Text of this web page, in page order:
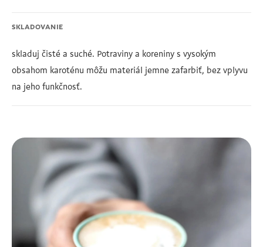
SKLADOVANIE
skladuj čisté a suché. Potraviny a koreniny s vysokým
obsahom karoténu môžu materiál jemne zafarbiť, bez vplyvu
na jeho funkčnosť.